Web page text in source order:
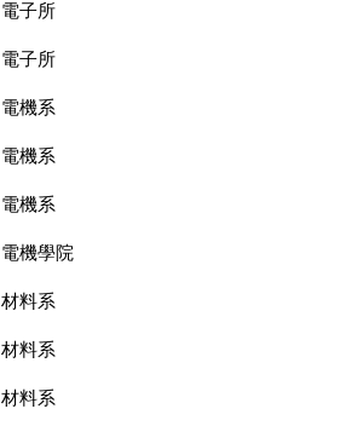
電子所
電子所
電機系
電機系
電機系
電機學院
材料系
材料系
材料系